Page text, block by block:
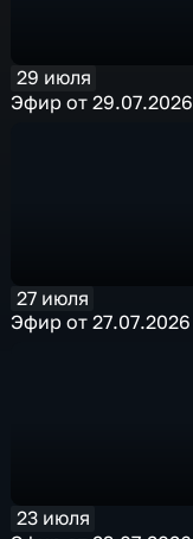
29 июля
Эфир от 29.07.2026
27 июля
Эфир от 27.07.2026
23 июля